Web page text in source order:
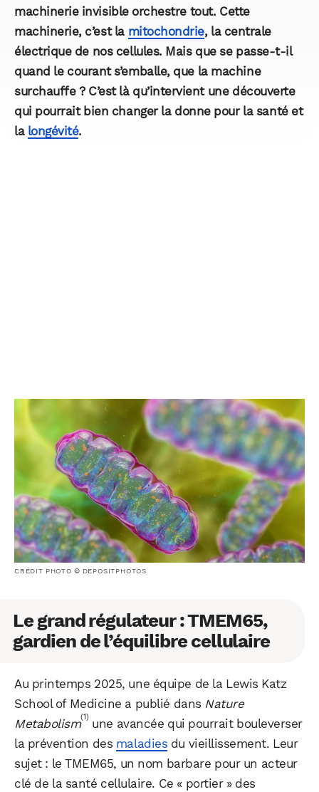
machinerie invisible orchestre tout. Cette
machinerie, c’est la mitochondrie, la centrale
électrique de nos cellules. Mais que se passe-t-il
quand le courant s’emballe, que la machine
surchauffe ? C’est là qu’intervient une découverte
qui pourrait bien changer la donne pour la santé et
la longévité.
CRÉDIT PHOTO © DEPOSITPHOTOS
Le grand régulateur : TMEM65,
gardien de l’équilibre cellulaire
Au printemps 2025, une équipe de la Lewis Katz
School of Medicine a publié dans Nature
Metabolism(1) une avancée qui pourrait bouleverser
la prévention des maladies du vieillissement. Leur
sujet : le TMEM65, un nom barbare pour un acteur
clé de la santé cellulaire. Ce « portier » des